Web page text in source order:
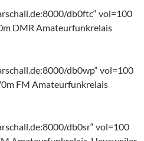
db0ftc“ vol=100
DMR Amateurfunkrelais
db0wp“ vol=100
FM Amateurfunkrelais
db0sr“ vol=100